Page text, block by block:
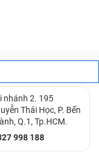
nhánh 2. 195
Thái Học, P. Bến
Q.1, Tp.HCM.
998 188